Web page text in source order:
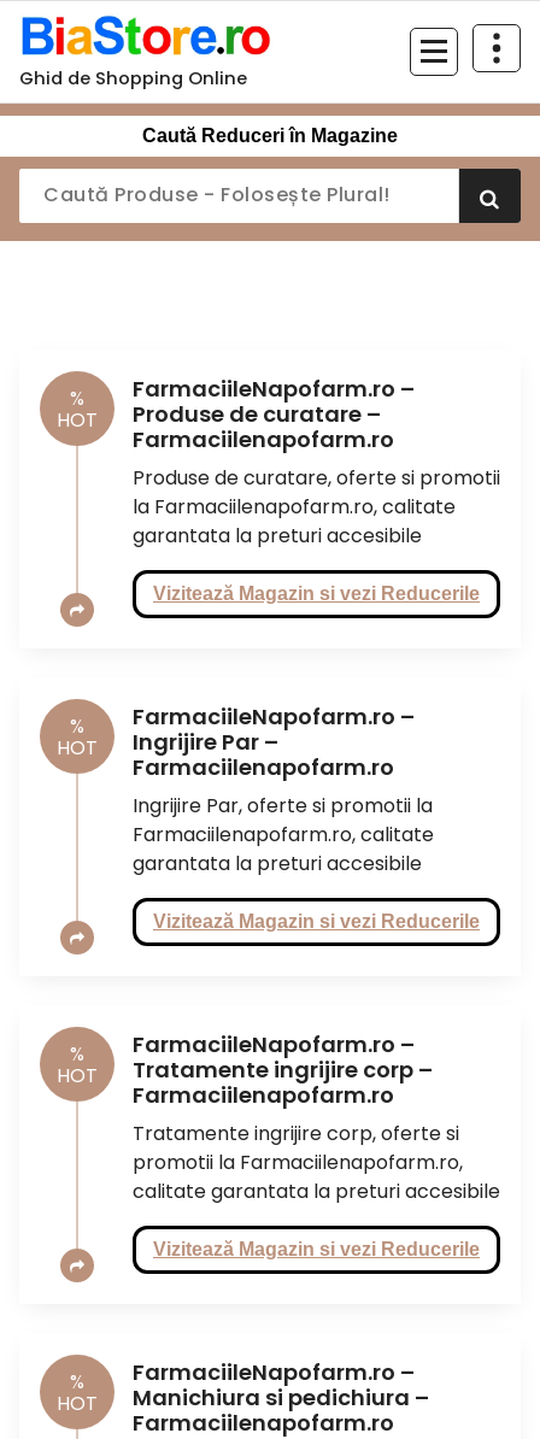
Sari
conținut
Ghid de Shopping Online
Caută Reduceri în Magazine
%
HOT
FarmaciileNapofarm.ro –
Produse de curatare –
Farmaciilenapofarm.ro
Produse de curatare, oferte si promotii
la Farmaciilenapofarm.ro, calitate
garantata la preturi accesibile
Vizitează Magazin si vezi Reducerile
%
HOT
FarmaciileNapofarm.ro –
Ingrijire Par –
Farmaciilenapofarm.ro
Ingrijire Par, oferte si promotii la
Farmaciilenapofarm.ro, calitate
garantata la preturi accesibile
Vizitează Magazin si vezi Reducerile
%
HOT
FarmaciileNapofarm.ro –
Tratamente ingrijire corp –
Farmaciilenapofarm.ro
Tratamente ingrijire corp, oferte si
promotii la Farmaciilenapofarm.ro,
calitate garantata la preturi accesibile
Vizitează Magazin si vezi Reducerile
%
HOT
FarmaciileNapofarm.ro –
Manichiura si pedichiura –
Farmaciilenapofarm.ro